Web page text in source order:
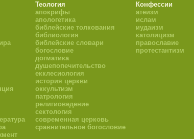
Теология
апокрифы
апологетика
библейские толкования
библиология
библейские словари
богословие
догматика
душепопечительство
екклесиология
история церкви
оккультизм
патрология
религиоведение
сектология
современная церковь
сравнительное богословие
Конфессии
атеизм
ислам
иудаизм
католицизм
православие
протестантизм